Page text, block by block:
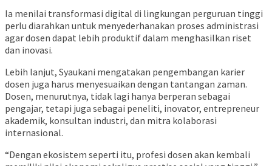
Ia menilai transformasi digital di lingkungan perguruan tinggi
perlu diarahkan untuk menyederhanakan proses administrasi
agar dosen dapat lebih produktif dalam menghasilkan riset
dan inovasi.
Lebih lanjut, Syaukani mengatakan pengembangan karier
dosen juga harus menyesuaikan dengan tantangan zaman.
Dosen, menurutnya, tidak lagi hanya berperan sebagai
pengajar, tetapi juga sebagai peneliti, inovator, entrepreneur
akademik, konsultan industri, dan mitra kolaborasi
internasional.
“Dengan ekosistem seperti itu, profesi dosen akan kembali